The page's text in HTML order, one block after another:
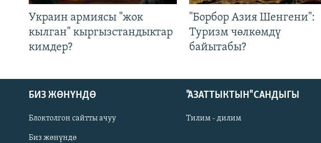
Украин армиясы "жок
кылган" кыргызстандыктар
кимдер?
"Борбор Азия Шенгени":
Туризм чөлкөмдү
байытабы?
БИЗ ЖӨНҮНДӨ
Блоктолгон сайтты ачуу
Биз жөнүндө
"АЗАТТЫКТЫН" САНДЫГЫ
Тилим - дилим